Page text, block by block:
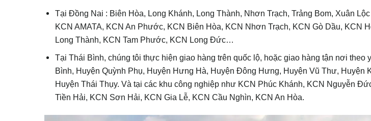
Tại Đồng Nai : Biên Hòa, Long Khánh, Long Thành, Nhơn Trạch, Trảng Bom, Xuân
KCN AMATA, KCN An Phước, KCN Biên Hòa, KCN Nhơn Trạch, KCN Gò Dầu, KCN
Long Thành, KCN Tam Phước, KCN Long Đức…
Tại Thái Bình, chúng tôi thực hiện giao hàng trên quốc lộ, hoặc giao hàng tận nơi theo
Bình, Huyện Quỳnh Phụ, Huyện Hưng Hà, Huyện Đông Hưng, Huyện Vũ Thư, Huyện
Huyện Thái Thụy. Và tại các khu công nghiệp như KCN Phúc Khánh, KCN Nguyễn
Tiền Hải, KCN Sơn Hải, KCN Gia Lễ, KCN Cầu Nghìn, KCN An Hòa.